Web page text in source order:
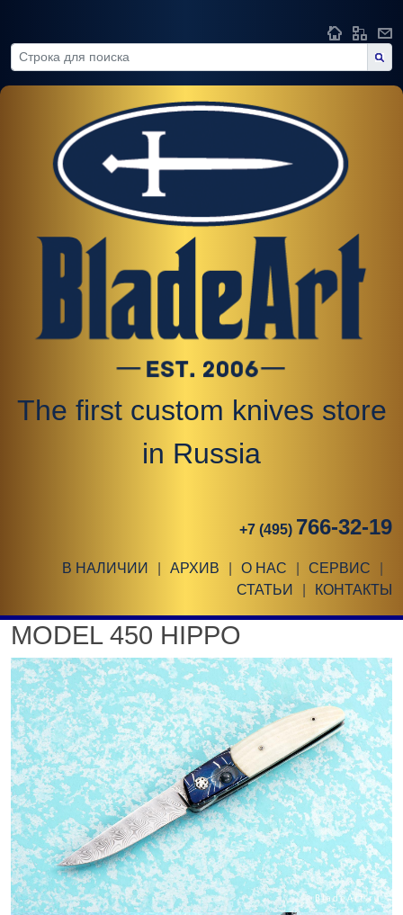
The first custom knives store
in Russia
+7 (495) 766-32-19
В НАЛИЧИИ АРХИВ О НАС СЕРВИС
СТАТЬИ
КОНТАКТЫ
MODEL 450 HIPPO